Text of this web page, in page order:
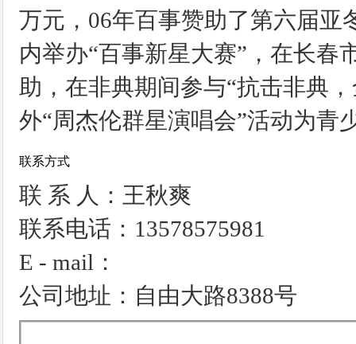
万元，06年百事赞助了第六届亚
内举办“百事新星大赛”，在长春
助，在非典期间参与“抗击非典
外“周杰伦群星演唱会”活动为青
联系方式
联 系 人：王秋爽
联系电话：13578575981
E - mail：
公司地址：自由大路8388号